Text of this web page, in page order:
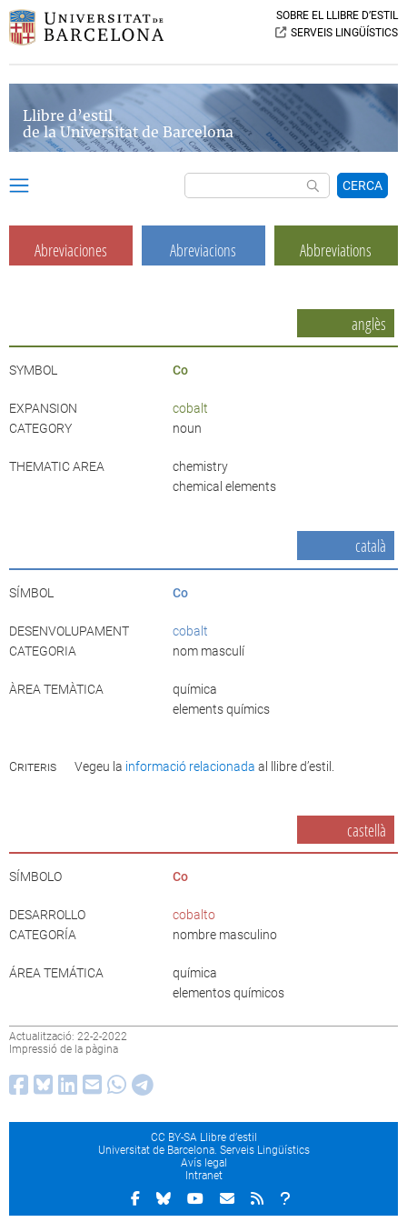
SOBRE EL LLIBRE D’ESTIL
SERVEIS LINGÜÍSTICS
Llibre d’estil
de la Universitat de Barcelona
CERCA
Abreviaciones Abreviacions Abbreviations
anglès
SYMBOL Co
EXPANSION
cobalt
CATEGORY
noun
THEMATIC AREA
chemistry
chemical elements
català
SÍMBOL Co
DESENVOLUPAMENT
cobalt
CATEGORIA
nom masculí
ÀREA TEMÀTICA
química
elements químics
Criteris Vegeu la informació relacionada al llibre d’estil.
castellà
SÍMBOLO Co
DESARROLLO
cobalto
CATEGORÍA
nombre masculino
ÁREA TEMÁTICA
química
elementos químicos
Actualització: 22-2-2022
Impressió de la pàgina
CC BY-SA Llibre d’estil
Universitat de Barcelona. Serveis Lingüístics
Avís legal
Intranet